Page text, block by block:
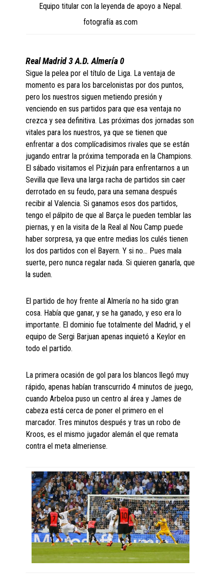
Equipo titular con la leyenda de apoyo a Nepal.
fotografía as.com
Real Madrid 3 A.D. Almería 0
Sigue la pelea por el título de Liga. La ventaja de
momento es para los barcelonistas por dos puntos,
pero los nuestros siguen metiendo presión y
venciendo en sus partidos para que esa ventaja no
crezca y sea definitiva. Las próximas dos jornadas son
vitales para los nuestros, ya que se tienen que
enfrentar a dos complícadisimos rivales que se están
jugando entrar la próxima temporada en la Champions.
El sábado visitamos el Pizjuán para enfrentarnos a un
Sevilla que lleva una larga racha de partidos sin caer
derrotado en su feudo, para una semana después
recibir al Valencia. Si ganamos esos dos partidos,
tengo el pálpito de que al Barça le pueden temblar las
piernas, y en la visita de la Real al Nou Camp puede
haber sorpresa, ya que entre medias los culés tienen
los dos partidos con el Bayern. Y si no… Pues mala
suerte, pero nunca regalar nada. Si quieren ganarla, que
la suden.
El partido de hoy frente al Almería no ha sido gran
cosa. Había que ganar, y se ha ganado, y eso era lo
importante. El dominio fue totalmente del Madrid, y el
equipo de Sergi Barjuan apenas inquietó a Keylor en
todo el partido.
La primera ocasión de gol para los blancos llegó muy
rápido, apenas habían transcurrido 4 minutos de juego,
cuando Arbeloa puso un centro al área y James de
cabeza está cerca de poner el primero en el
marcador. Tres minutos después y tras un robo de
Kroos, es el mismo jugador alemán el que remata
contra el meta almeriense.